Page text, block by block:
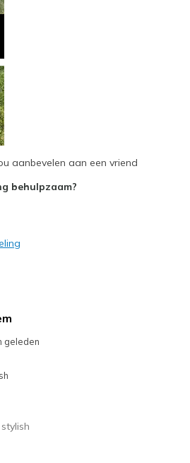
true to width
true to size
Really Into Shoes
aanbevelen aan een vriend
behulpzaam?
geleden